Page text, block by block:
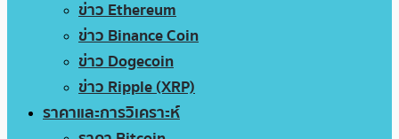
ข่าว Ethereum
ข่าว Binance Coin
ข่าว Dogecoin
ข่าว Ripple (XRP)
ราคาและการวิเคราะห์